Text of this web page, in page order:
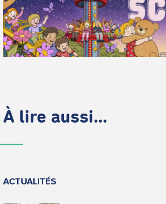
À lire aussi...
ACTUALITÉS